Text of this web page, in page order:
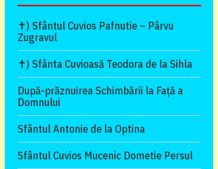
✝) Sfântul Cuvios Pafnutie – Pârvu
Zugravul
✝) Sfânta Cuvioasă Teodora de la Sihla
După-prăznuirea Schimbării la Față a
Domnului
Sfântul Antonie de la Optina
Sfântul Cuvios Mucenic Dometie Persul